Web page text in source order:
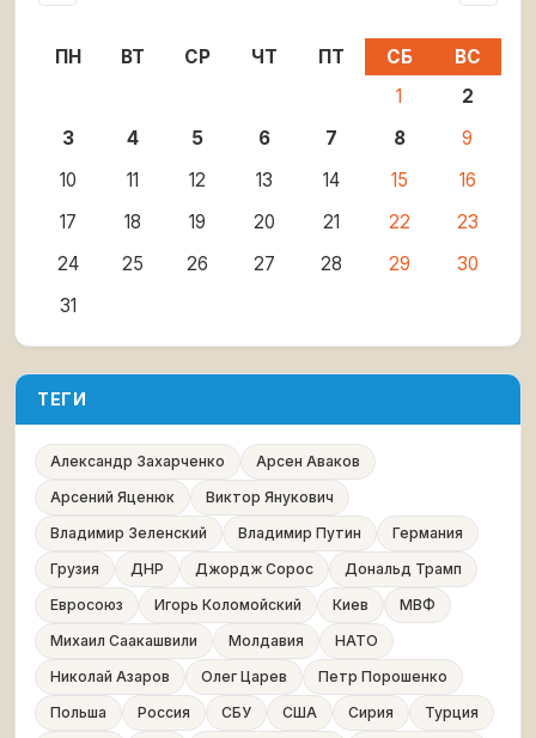
ПН ВТ СР ЧТ ПТ СБ
ВС
1
2
3
4 5 6 7 8
9
10
11 12 13 14 15
16
17
18 19 20 21 22
23
24
25 26 27 28 29
30
31
ТЕГИ
Александр Захарченко
Арсен Аваков
Арсений Яценюк
Виктор Янукович
Владимир Зеленский
Владимир Путин
Германия
Грузия
ДНР Джордж Сорос
Дональд Трамп
Евросоюз
Игорь Коломойский Киев
МВФ
Михаил Саакашвили
Молдавия
НАТО
Николай Азаров
Олег Царев
Петр Порошенко
Польша
Россия СБУ США Сирия
Турция